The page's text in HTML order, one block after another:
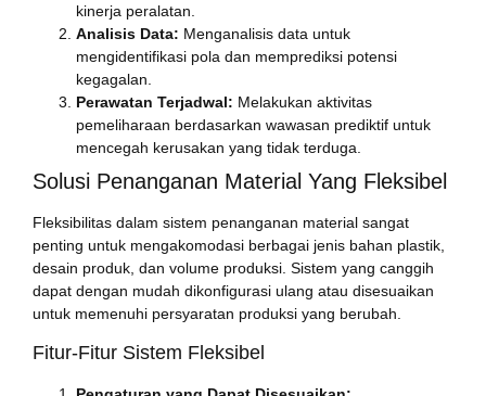
kinerja peralatan.
Analisis Data: Menganalisis data untuk
mengidentifikasi pola dan memprediksi potensi
kegagalan.
Perawatan Terjadwal: Melakukan aktivitas
pemeliharaan berdasarkan wawasan prediktif untuk
mencegah kerusakan yang tidak terduga.
Solusi Penanganan Material Yang Fleksibel
Fleksibilitas dalam sistem penanganan material sangat
penting untuk mengakomodasi berbagai jenis bahan plastik,
desain produk, dan volume produksi. Sistem yang canggih
dapat dengan mudah dikonfigurasi ulang atau disesuaikan
untuk memenuhi persyaratan produksi yang berubah.
Fitur-Fitur Sistem Fleksibel